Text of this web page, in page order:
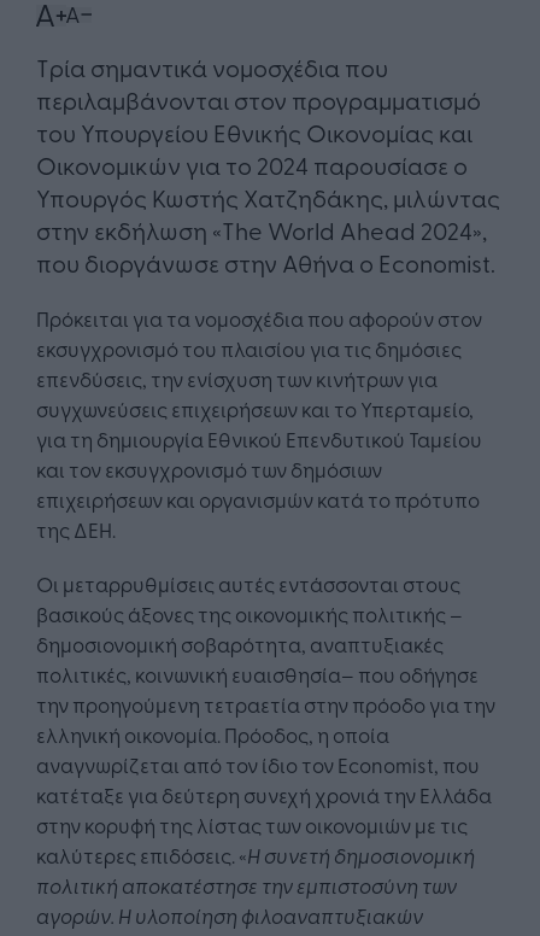
Τρία σημαντικά νομοσχέδια που
περιλαμβάνονται στον προγραμματισμό
του Υπουργείου Εθνικής Οικονομίας και
Οικονομικών για το 2024 παρουσίασε ο
Υπουργός Κωστής Χατζηδάκης, μιλώντας
στην εκδήλωση «The World Ahead 2024»,
που διοργάνωσε στην Αθήνα ο Economist.
Πρόκειται για τα νομοσχέδια που αφορούν στον
εκσυγχρονισμό του πλαισίου για τις δημόσιες
επενδύσεις, την ενίσχυση των κινήτρων για
συγχωνεύσεις επιχειρήσεων και το Υπερταμείο,
για τη δημιουργία Εθνικού Επενδυτικού Ταμείου
και τον εκσυγχρονισμό των δημόσιων
επιχειρήσεων και οργανισμών κατά το πρότυπο
της ΔΕΗ.
Οι μεταρρυθμίσεις αυτές εντάσσονται στους
βασικούς άξονες της οικονομικής πολιτικής –
δημοσιονομική σοβαρότητα, αναπτυξιακές
πολιτικές, κοινωνική ευαισθησία– που οδήγησε
την προηγούμενη τετραετία στην πρόοδο για την
ελληνική οικονομία. Πρόοδος, η οποία
αναγνωρίζεται από τον ίδιο τον Economist, που
κατέταξε για δεύτερη συνεχή χρονιά την Ελλάδα
στην κορυφή της λίστας των οικονομιών με τις
καλύτερες επιδόσεις. «Η συνετή δημοσιονομική
πολιτική αποκατέστησε την εμπιστοσύνη των
αγορών. Η υλοποίηση φιλοαναπτυξιακών